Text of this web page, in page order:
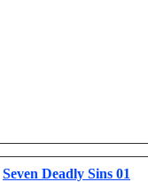
Seven Deadly Sins 01